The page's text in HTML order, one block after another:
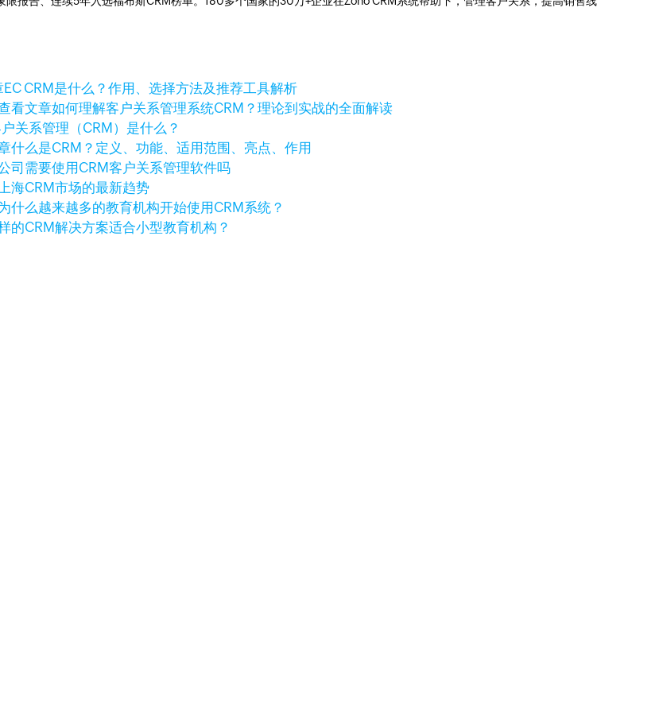
EC CRM是什么？作用、选择方法及推荐工具解析
看文章如何理解客户关系管理系统CRM？理论到实战的全面解读
关系管理（CRM）是什么？
什么是CRM？定义、功能、适用范围、亮点、作用
司需要使用CRM客户关系管理软件吗
海CRM市场的最新趋势
什么越来越多的教育机构开始使用CRM系统？
的CRM解决方案适合小型教育机构？